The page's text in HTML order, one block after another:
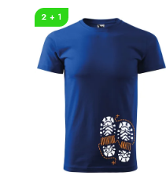
2 + 1